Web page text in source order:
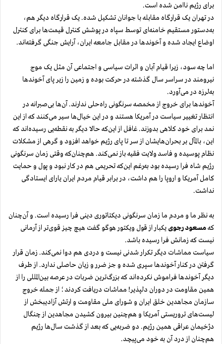
برای رژیم ناامن شده است.
در تهران یک قرارگاه مقابله با جوانان تشکیل شده. یک قرارگاه دیگر هم،
به‌دستور مستقیم خامنه‌ای توسط سپاه در پوشش کنترل قیمت‌ها برای کنترل
اوضاع ایجاد شده و آخوندها در مقابل جامعه ایران، آرایش جنگی گرفته‌اند.
اما چه سود، زیرا قیام آبان و اثرات سیاسی و اجتماعی آن مثل یک موج
نیرومند در سراسر سال گذشته در حرکت بوده و زمین را زیر پای آخوندها
به‌لرزه در می‌آورد.
آخوندها برای خروج از مخمصه سرنگونی راه‌حلی ندارند. آن‌ها بی‌صبرانه در
انتظار تغییر سیاست در آمریکا هستند و در این خیال‌ها سیر می‌کنند که از این
نمد برای خود کلاهی بدوزند. غافل از این‌که حالا دیگر به نقطه‌یی رسیده‌اند که
این، بالمآل بر بحران‌هایشان از سر تا پای رژیم خواهد افزود و گرهی از مشکلات
نظام پوسیده و فاسد ولایت فقیه باز نمی‌کند. هم‌چنان‌که وقتی زمان سرنگونی
رژیم شاه فرا رسیده بود به‌رغم این‌که تحریمی هم در کار نبود و پول و حمایت
کامل آمریکا و اروپا را هم داشت، در برابر قیام مردم ایران یارای ایستادگی
نداشت.
به نظر ما و مردم ما زمان سرنگونی دیکتاتوری دینی فرا رسیده است. و آن‌چنان
کهمسعود رجوی یکبار از قول ویکتور هوگو گفت هیچ چیز قوی‌تر از آرمانی
نیست که زمانش فرا رسیده باشد.
سیاست مماشات دیگر تکرار شدنی نیست و دردی هم دوا نمی‌کند. زمان قرار
گرفتن در کنار آخوندها سپری شده و جز ضرر و زیان حاصلی ندارد. از طرف
دیگر آخوندها فراموش نکرده‌اند که بزرگ‌ترین ضربات در عرصه بین‌المللی را از
همین مقاومت در دوران دلپذیر! مماشات دریافت کردند؛ از جمله خروج
سازمان مجاهدین خلق ایران و شورای ملی مقاومت و ارتش آزادیبخش از
لیست‌های تروریستی آمریکا و هم‌چنین بیرون کشیدن مجاهدین از چنگال
دژخیمان عراقی همین رژیم. دو ضربه‌یی که بعد از گذشت سال‌ها رژیم
هم‌چنان از درد آن به خود می‌پیچد.